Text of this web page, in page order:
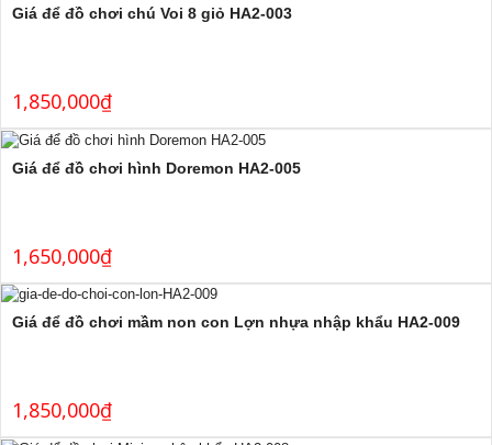
Giá để đồ chơi chú Voi 8 giỏ HA2-003
1,850,000₫
Giá để đồ chơi hình Doremon HA2-005
1,650,000₫
Giá để đồ chơi mầm non con Lợn nhựa nhập khẩu HA2-009
1,850,000₫